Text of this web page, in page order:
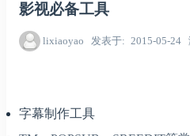
影视必备工具
lixiaoyao 发表于 2015-05-24
字幕制作工具